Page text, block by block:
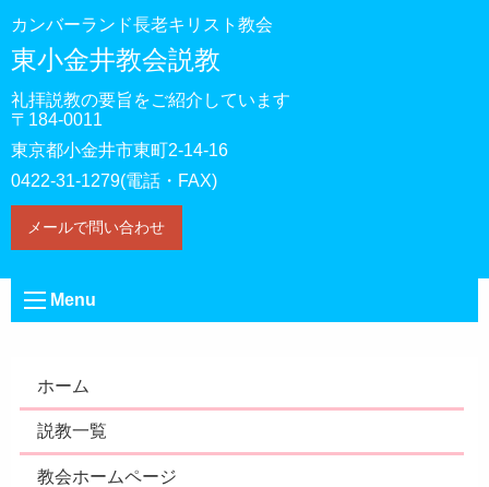
カンバーランド長老キリスト教会
東小金井教会説教
礼拝説教の要旨をご紹介しています
〒184-0011
東京都小金井市東町2-14-16
0422-31-1279(電話・FAX)
メールで問い合わせ
Menu
ホーム
説教一覧
教会ホームページ